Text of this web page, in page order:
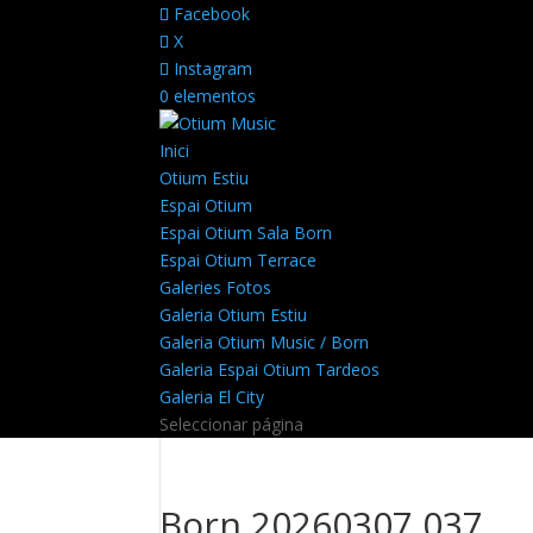
Facebook
X
Instagram
0 elementos
Inici
Otium Estiu
Espai Otium
Espai Otium Sala Born
Espai Otium Terrace
Galeries Fotos
Galeria Otium Estiu
Galeria Otium Music / Born
Galeria Espai Otium Tardeos
Galeria El City
Seleccionar página